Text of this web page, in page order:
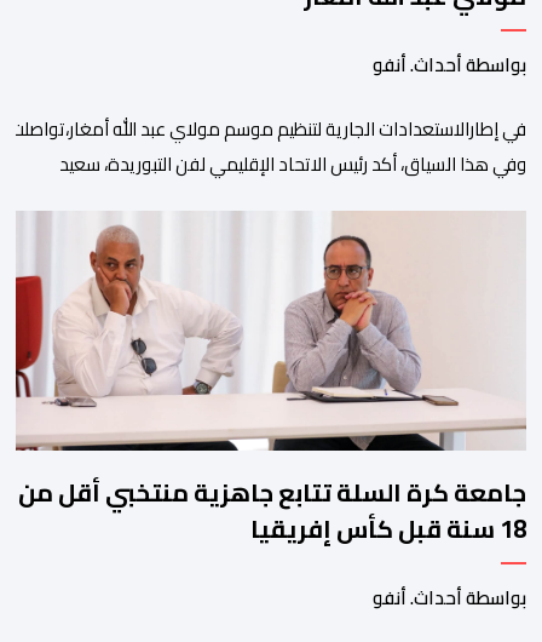
بواسطة أحداث. أنفو
في إطارالاستعدادات الجارية لتنظيم موسم مولاي عبد الله
وفي هذا السياق، أكد رئيس الاتحاد الإقليمي لفن التبوريدة، سعيد
ولم تخل هذه الدورة من مؤشرات إيجابية على مستوى تنوعالمشاركة،
وتبرز هذه الأرقام الحجم الكبير الذي باتت تعرفه تظاهرةالتبوريدة
ومن المرتقب أن تعرف فعاليات الموسم إقبالا جماهيريا
واسعا،في ظل الشغف الكبير الذي يحظى به فن التبوريدة، باعتبارهأحد
جامعة كرة السلة تتابع جاهزية منتخبي أقل من
18 سنة قبل كأس إفريقيا
بواسطة أحداث. أنفو